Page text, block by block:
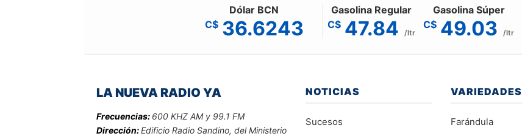
Dólar BCN
C$ 36.6243
Gasolina Regular
C$ 47.84 /ltr
Gasolina Súper
C$ 49.03 /ltr
LA NUEVA RADIO YA
Frecuencias: 600 KHZ AM y 99.1 FM
Dirección:Edificio Radio Sandino, del Ministerio
NOTICIAS
Sucesos
VARIEDADES
Farándula